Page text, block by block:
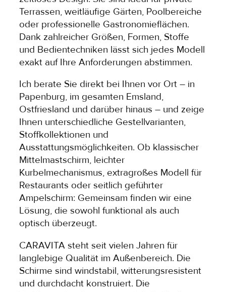
Terrassen, weitläufige Gärten, Poolbereiche
oder professionelle Gastronomieflächen.
Dank zahlreicher Größen, Formen, Stoffe
und Bedientechniken lässt sich jedes Modell
exakt auf Ihre Anforderungen abstimmen.
Ich berate Sie direkt bei Ihnen vor Ort – in
Papenburg, im gesamten Emsland,
Ostfriesland und darüber hinaus – und zeige
Ihnen unterschiedliche Gestellvarianten,
Stoffkollektionen und
Ausstattungsmöglichkeiten. Ob klassischer
Mittelmastschirm, leichter
Kurbelmechanismus, extragroßes Modell für
Restaurants oder seitlich geführter
Ampelschirm: Gemeinsam finden wir eine
Lösung, die sowohl funktional als auch
optisch überzeugt.
CARAVITA steht seit vielen Jahren für
langlebige Qualität im Außenbereich. Die
Schirme sind windstabil, witterungsresistent
und durchdacht konstruiert. Die